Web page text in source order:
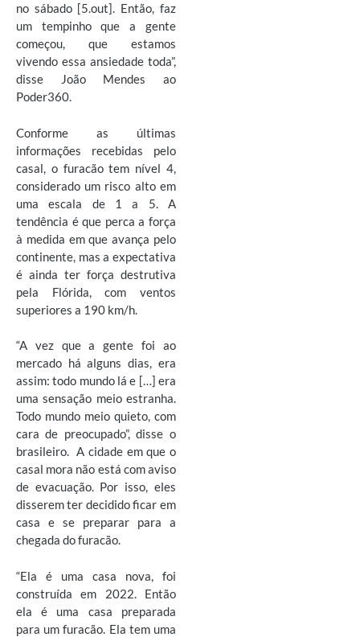
no sábado [5.out]. Então, faz
um tempinho que a gente
começou, que estamos
vivendo essa ansiedade toda”,
disse João Mendes ao
Poder360.
Conforme as últimas
informações recebidas pelo
casal, o furacão tem nível 4,
considerado um risco alto em
uma escala de 1 a 5. A
tendência é que perca a força
à medida em que avança pelo
continente, mas a expectativa
é ainda ter força destrutiva
pela Flórida, com ventos
superiores a 190 km/h.
“A vez que a gente foi ao
mercado há alguns dias, era
assim: todo mundo lá e […] era
uma sensação meio estranha.
Todo mundo meio quieto, com
cara de preocupado”, disse o
brasileiro. A cidade em que o
casal mora não está com aviso
de evacuação. Por isso, eles
disserem ter decidido ficar em
casa e se preparar para a
chegada do furacão.
“Ela é uma casa nova, foi
construída em 2022. Então
ela é uma casa preparada
para um furacão. Ela tem uma